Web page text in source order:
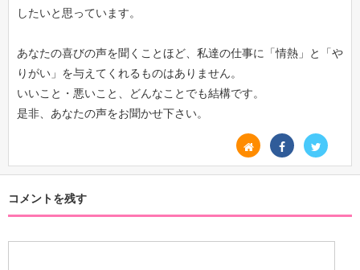
したいと思っています。
あなたの喜びの声を聞くことほど、私達の仕事に「情熱」と「や
りがい」を与えてくれるものはありません。
いいこと・悪いこと、どんなことでも結構です。
是非、あなたの声をお聞かせ下さい。
コメントを残す